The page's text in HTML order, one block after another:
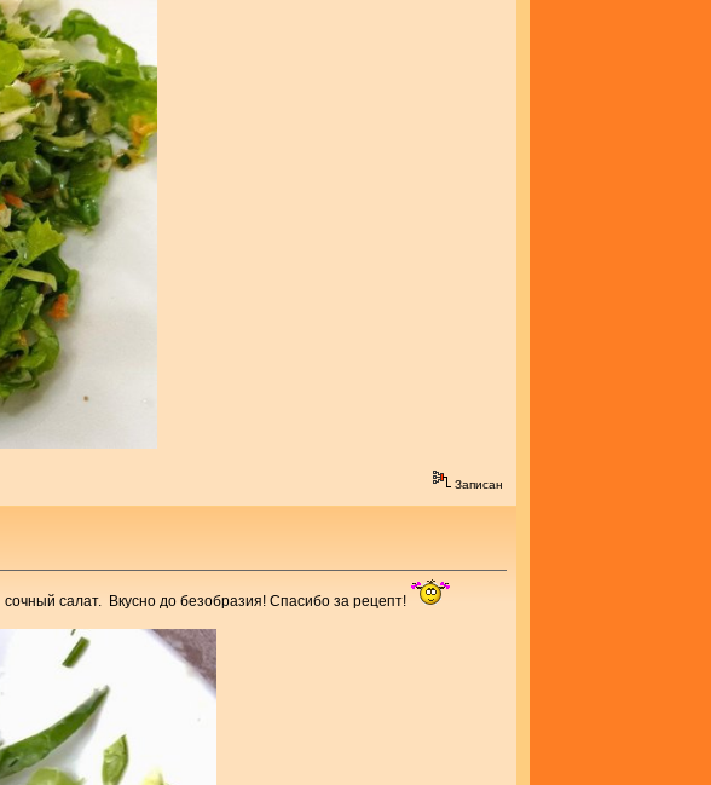
Записан
салат. Вкусно до безобразия! Спасибо за рецепт!